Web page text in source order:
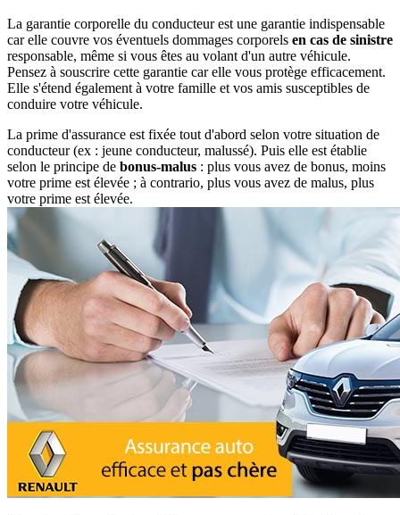
La garantie corporelle du conducteur est une garantie indispensable
car elle couvre vos éventuels dommages corporels en cas de sinistre
responsable, même si vous êtes au volant d'un autre véhicule.
Pensez à souscrire cette garantie car elle vous protège efficacement.
Elle s'étend également à votre famille et vos amis susceptibles de
conduire votre véhicule.
La prime d'assurance est fixée tout d'abord selon votre situation de
conducteur (ex : jeune conducteur, malussé). Puis elle est établie
selon le principe de bonus-malus : plus vous avez de bonus, moins
votre prime est élevée ; à contrario, plus vous avez de malus, plus
votre prime est élevée.